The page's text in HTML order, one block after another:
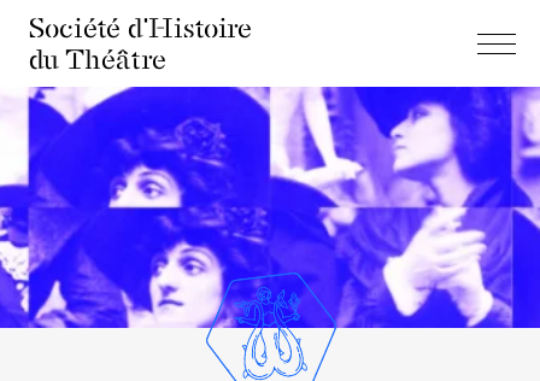
Société d'Histoire
du Théâtre